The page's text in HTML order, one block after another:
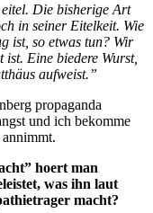
Die bisherige Art
in seiner Eitelkeit. Wie
ist, so etwas tun? Wir
Eine biedere Wurst,
aufweist.”
propaganda
und ich bekomme
hoert man
was ihn laut
macht?